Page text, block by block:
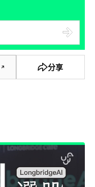
↗ 分享